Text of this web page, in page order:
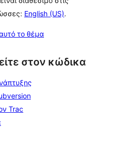
English (US).
το θέμα
στον κώδικα
Trac